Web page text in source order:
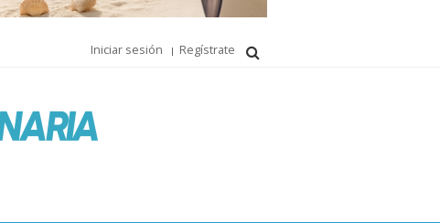
Iniciar sesión Regístrate